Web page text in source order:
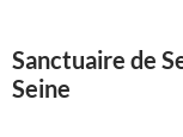
Sanctuaire de
Seine